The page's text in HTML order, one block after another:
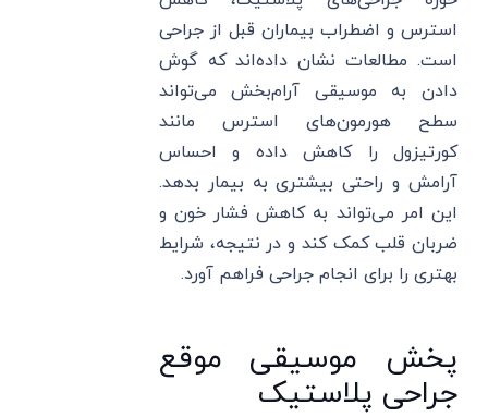
استرس و اضطراب بیماران قبل از جراحی
است. مطالعات نشان داده‌اند که گوش
دادن به موسیقی آرام‌بخش می‌تواند
سطح هورمون‌های استرس مانند
کورتیزول را کاهش داده و احساس
آرامش و راحتی بیشتری به بیمار بدهد.
این امر می‌تواند به کاهش فشار خون و
ضربان قلب کمک کند و در نتیجه، شرایط
بهتری را برای انجام جراحی فراهم آورد.
پخش موسیقی موقع
جراحی پلاستیک